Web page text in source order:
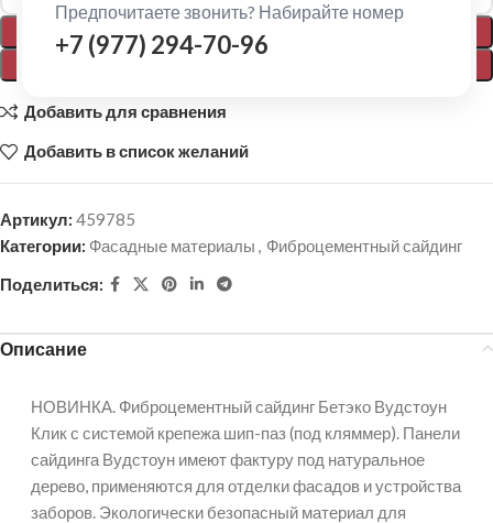
Предпочитаете звонить? Набирайте номер
+7 (977) 294-70-96
В КОРЗИНУ
Добавить для сравнения
Добавить в список желаний
Артикул: 459785
Категории: Фасадные материалы , Фиброцементный сайдинг
Поделиться:
Описание
НОВИНКА. Фиброцементный сайдинг Бетэко Вудстоун
Клик с системой крепежа шип-паз (под кляммер). Панели
сайдинга Вудстоун имеют фактуру под натуральное
дерево, применяются для отделки фасадов и устройства
заборов. Экологически безопасный материал для